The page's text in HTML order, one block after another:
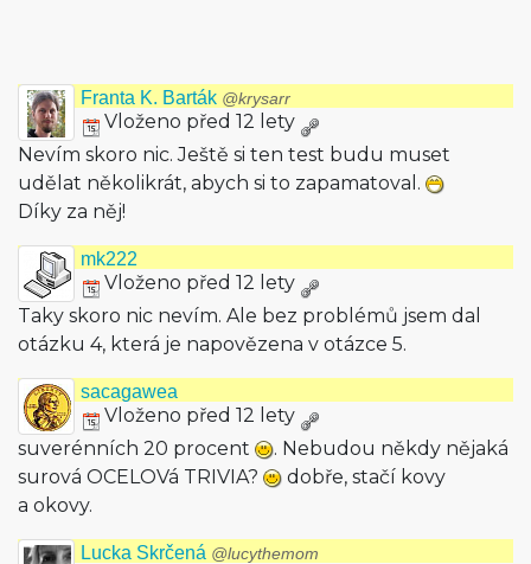
Franta K. Barták @krysarr
Vloženo před 12 lety
Nevím skoro nic. Ještě si ten test budu muset
udělat několikrát, abych si to zapamatoval.
Díky za něj!
mk222
Vloženo před 12 lety
Taky skoro nic nevím. Ale bez problémů jsem dal
otázku 4, která je napovězena v otázce 5.
sacagawea
Vloženo před 12 lety
suverénních 20 procent
. Nebudou někdy nějaká
surová OCELOVá TRIVIA?
dobře, stačí kovy
a okovy.
Lucka Skrčená @lucythemom